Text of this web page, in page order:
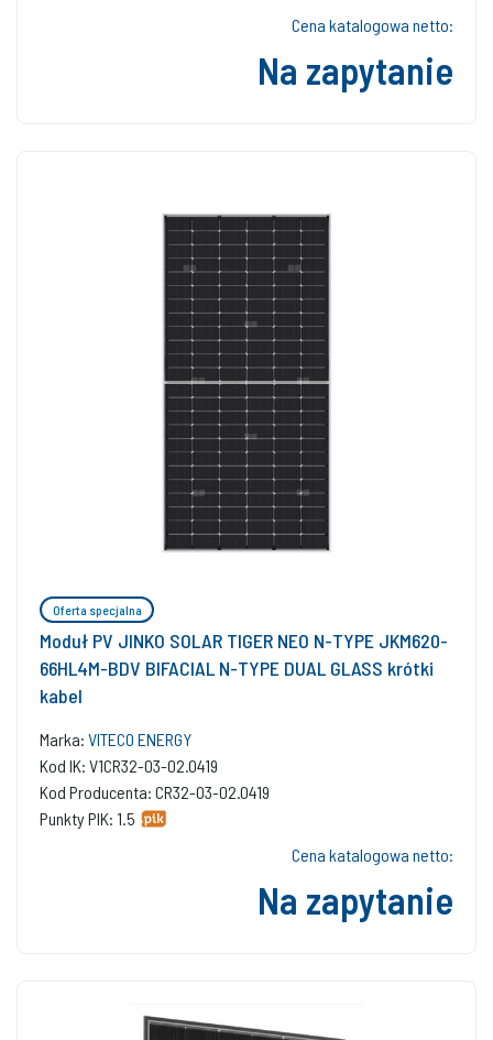
Cena katalogowa netto:
Na zapytanie
Oferta specjalna
Moduł PV JINKO SOLAR TIGER NEO N-TYPE JKM620-
66HL4M-BDV BIFACIAL N-TYPE DUAL GLASS krótki
kabel
Marka: VITECO ENERGY
Kod IK: V1CR32-03-02.0419
Kod Producenta: CR32-03-02.0419
Punkty PIK: 1.5
Cena katalogowa netto:
Na zapytanie